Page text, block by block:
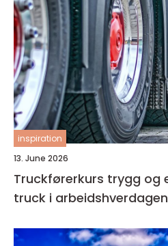
inspiration
13. June 2026
Truckførerkurs trygg og effektiv bruk av
truck i arbeidshverdagen